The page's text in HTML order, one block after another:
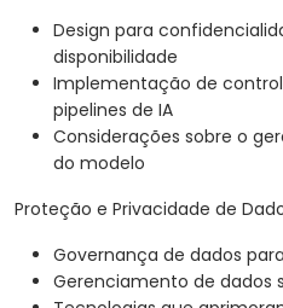
Design para
disponibilidade
Implementação de
pipelines de IA
Considerações sobre o
do modelo
Proteção e Privacidade de
Governança de dados
Gerenciamento de dados